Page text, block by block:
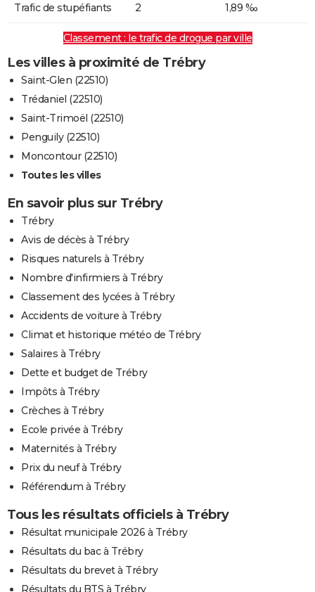
Trafic de stupéfiants 2 1,89 ‰
Classement : le trafic de drogue par ville
Les villes à proximité de Trébry
Saint-Glen (22510)
Trédaniel (22510)
Saint-Trimoël (22510)
Penguily (22510)
Moncontour (22510)
Toutes les villes
En savoir plus sur Trébry
Trébry
Avis de décès à Trébry
Risques naturels à Trébry
Nombre d'infirmiers à Trébry
Classement des lycées à Trébry
Accidents de voiture à Trébry
Climat et historique météo de Trébry
Salaires à Trébry
Dette et budget de Trébry
Impôts à Trébry
Crèches à Trébry
Ecole privée à Trébry
Maternités à Trébry
Prix du neuf à Trébry
Référendum à Trébry
Tous les résultats officiels à Trébry
Résultat municipale 2026 à Trébry
Résultats du bac à Trébry
Résultats du brevet à Trébry
Résultats du BTS à Trébry